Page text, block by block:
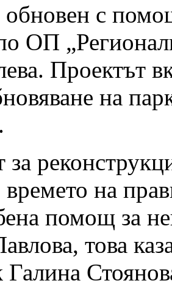
обновен с
ОП
Проектът
на
за
на
помощ за
това
Галина